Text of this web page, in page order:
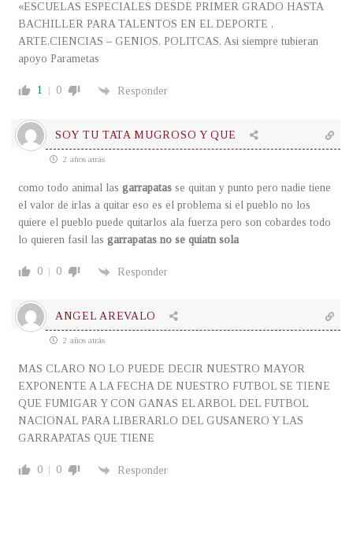
«ESCUELAS ESPECIALES DESDE PRIMER GRADO HASTA
BACHILLER PARA TALENTOS EN EL DEPORTE ,
ARTE,CIENCIAS – GENIOS, POLITCAS, Asi siempre tubieran
apoyo Parametas
1 0 Responder
SOY TU TATA MUGROSO Y QUE
2 años atrás
como todo animal las garrapatas se quitan y punto pero nadie tiene
el valor de irlas a quitar eso es el problema si el pueblo no los
quiere el pueblo puede quitarlos ala fuerza pero son cobardes todo
lo quieren fasil las garrapatas no se quiatn sola
0 0 Responder
ANGEL AREVALO
2 años atrás
MAS CLARO NO LO PUEDE DECIR NUESTRO MAYOR
EXPONENTE A LA FECHA DE NUESTRO FUTBOL SE TIENE
QUE FUMIGAR Y CON GANAS EL ARBOL DEL FUTBOL
NACIONAL PARA LIBERARLO DEL GUSANERO Y LAS
GARRAPATAS QUE TIENE
0 0 Responder